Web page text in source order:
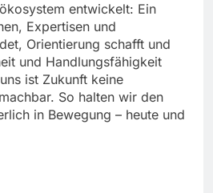
entwickelt: Ein
Expertisen und
Orientierung schafft und
und Handlungsfähigkeit
ist Zukunft keine
So halten wir den
in Bewegung – heute und